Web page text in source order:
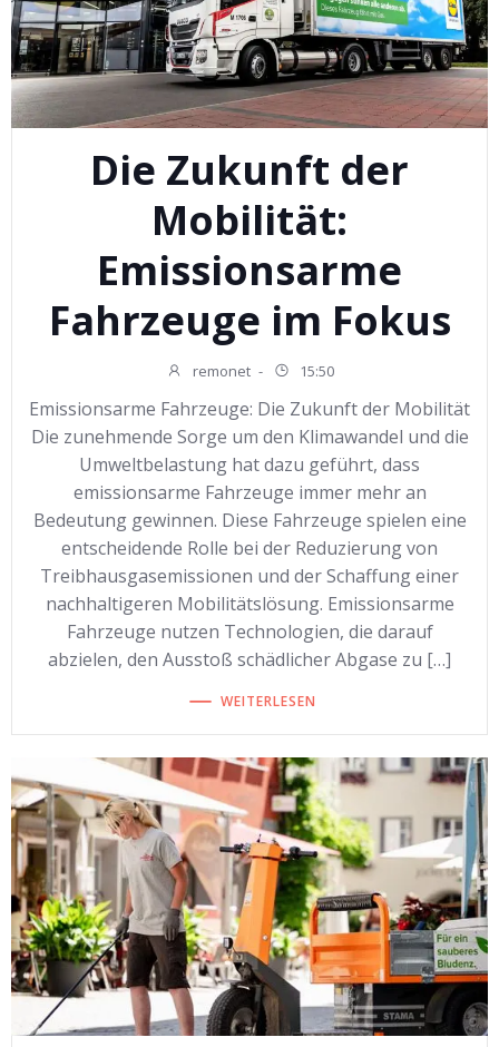
Die Zukunft der
Mobilität:
Emissionsarme
Fahrzeuge im Fokus
remonet - 15:50
Emissionsarme Fahrzeuge: Die Zukunft der Mobilität
Die zunehmende Sorge um den Klimawandel und die
Umweltbelastung hat dazu geführt, dass
emissionsarme Fahrzeuge immer mehr an
Bedeutung gewinnen. Diese Fahrzeuge spielen eine
entscheidende Rolle bei der Reduzierung von
Treibhausgasemissionen und der Schaffung einer
nachhaltigeren Mobilitätslösung. Emissionsarme
Fahrzeuge nutzen Technologien, die darauf
abzielen, den Ausstoß schädlicher Abgase zu […]
WEITERLESEN